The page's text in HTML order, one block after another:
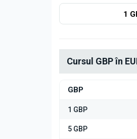
1
Cursul GBP în
GBP
1 GBP
5 GBP